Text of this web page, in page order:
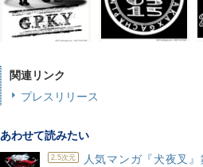
関連リンク
プレスリリース
あわせて読みたい
2.5次元
人気マンガ『犬夜叉